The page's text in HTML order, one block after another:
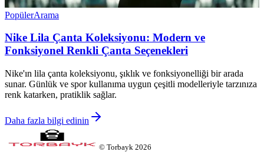
PopülerArama
Nike Lila Çanta Koleksiyonu: Modern ve
Fonksiyonel Renkli Çanta Seçenekleri
Nike'ın lila çanta koleksiyonu, şıklık ve fonksiyonelliği bir arada
sunar. Günlük ve spor kullanıma uygun çeşitli modelleriyle tarzınıza
renk katarken, pratiklik sağlar.
Daha fazla bilgi edinin
© Torbayk 2026